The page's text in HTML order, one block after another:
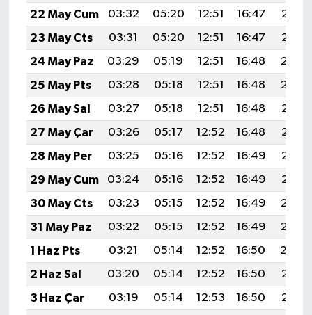
22 May Cum
03:32 05:20 12:51 16:47
20:12
23 May Cts
03:31 05:20 12:51 16:47
20:13
24 May Paz
03:29 05:19 12:51 16:48
20:14
25 May Pts
03:28 05:18 12:51 16:48
20:14
26 May Sal
03:27 05:18 12:51 16:48
20:15
27 May Çar
03:26 05:17 12:52 16:48
20:16
28 May Per
03:25 05:16 12:52 16:49
20:17
29 May Cum
03:24 05:16 12:52 16:49
20:18
30 May Cts
03:23 05:15 12:52 16:49
20:19
31 May Paz
03:22 05:15 12:52 16:49
20:19
1 Haz Pts
03:21 05:14 12:52 16:50
20:20
2 Haz Sal
03:20 05:14 12:52 16:50
20:21
3 Haz Çar
03:19 05:14 12:53 16:50
20:21